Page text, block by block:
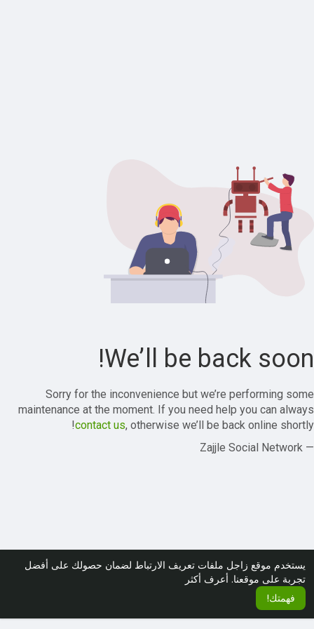
يستخدم موقع زاجل ملفات تعريف الارتباط لضمان حصولك على أفضل
تجربة على موقعنا. أعرف أكثر
فهمتك!
We’ll be back soon!
Sorry for the inconvenience but we’re performing some
maintenance at the moment. If you need help you can always
contact us, otherwise we’ll be back online shortly!
— Zajjle Social Network